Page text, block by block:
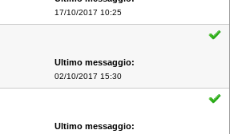
17/10/2017 10:25
02/10/2017 15:30